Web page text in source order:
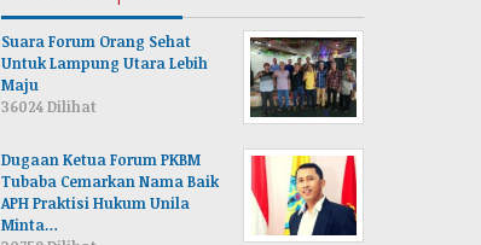
Suara Forum Orang Sehat
Untuk Lampung Utara Lebih
Maju
36024 Dilihat
Dugaan Ketua Forum PKBM
Tubaba Cemarkan Nama Baik
APH Praktisi Hukum Unila
Minta…